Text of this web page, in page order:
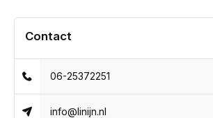
Contact
06-25372251
info@linijn.nl